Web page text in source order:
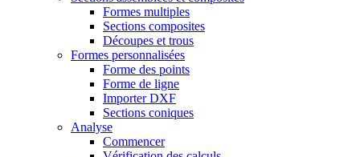
Formes multiples
Sections composites
Découpes et trous
Formes personnalisées
Forme des points
Forme de ligne
Importer DXF
Sections coniques
Analyse
Commencer